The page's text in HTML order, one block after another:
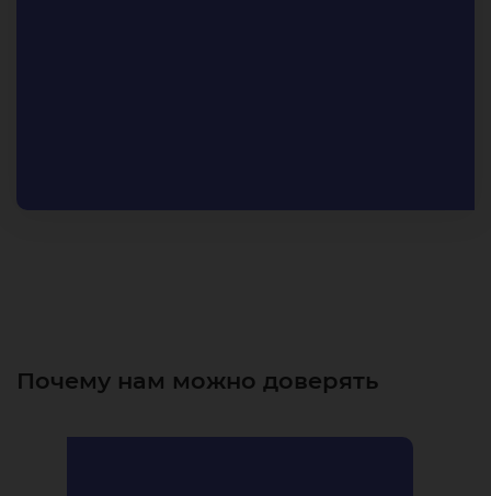
Почему нам можно доверять